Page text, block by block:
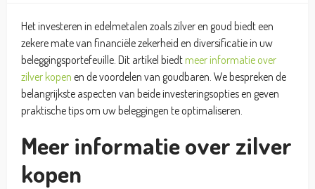
Het investeren in edelmetalen zoals zilver en goud biedt een
zekere mate van financiële zekerheid en diversificatie in uw
beleggingsportefeuille. Dit artikel biedt meer informatie over
zilver kopen en de voordelen van goudbaren. We bespreken de
belangrijkste aspecten van beide investeringsopties en geven
praktische tips om uw beleggingen te optimaliseren.
Meer informatie over zilver
kopen